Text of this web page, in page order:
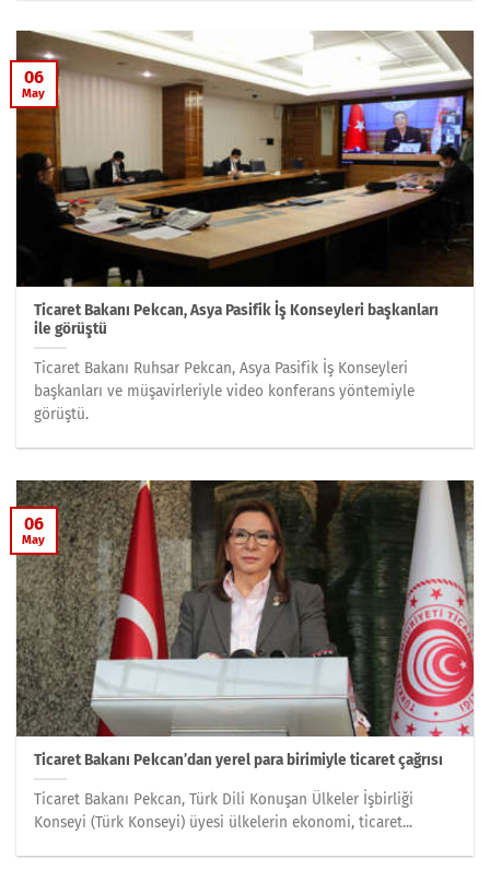
Ticaret Bakanı Pekcan, Asya Pasifik İş Konseyleri başkanları
ile görüştü
Ticaret Bakanı Ruhsar Pekcan, Asya Pasifik İş Konseyleri
başkanları ve müşavirleriyle video konferans yöntemiyle
görüştü.
06
May
Ticaret Bakanı Pekcan’dan yerel para birimiyle ticaret çağrısı
Ticaret Bakanı Pekcan, Türk Dili Konuşan Ülkeler İşbirliği
Konseyi (Türk Konseyi) üyesi ülkelerin ekonomi, ticaret...
06
May